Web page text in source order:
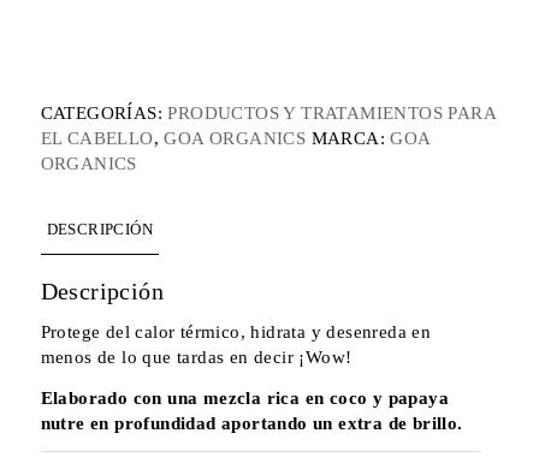
CATEGORÍAS:PRODUCTOS Y TRATAMIENTOS PARA
EL CABELLO,GOA ORGANICS MARCA:GOA
ORGANICS
DESCRIPCIÓN
Descripción
Protege del calor térmico, hidrata y desenreda en
menos de lo que tardas en decir ¡Wow!
Elaborado con una mezcla rica en coco y papaya
nutre en profundidad aportando un extra de brillo.